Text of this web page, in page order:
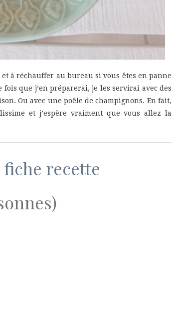
à réchauffer au bureau si vous êtes en panne
que j’en préparerai, je les servirai avec des
Ou avec une poêle de champignons. En fait,
et j’espère vraiment que vous allez la
recette